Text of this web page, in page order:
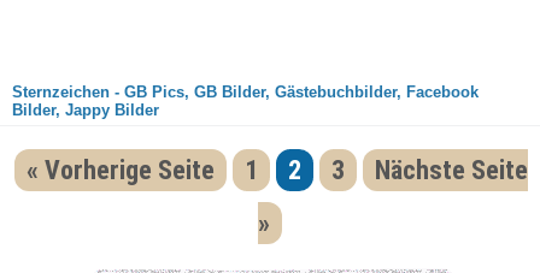
Sternzeichen - GB Pics, GB Bilder, Gästebuchbilder, Facebook
Bilder, Jappy Bilder
« Vorherige Seite 1 2 3
Nächste Seite
»